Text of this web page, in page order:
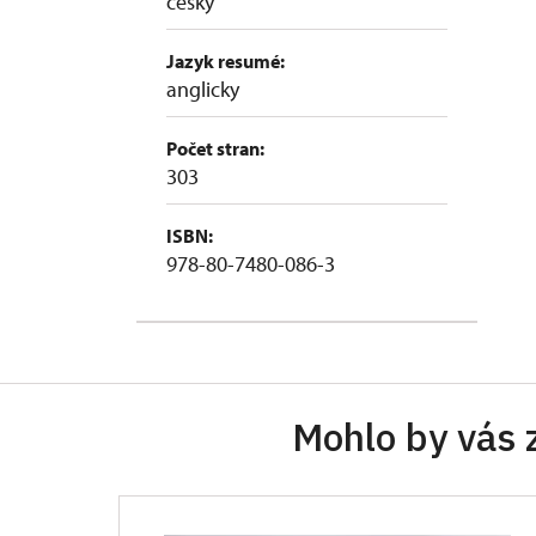
Jazyk resumé:
anglicky
Počet stran:
303
ISBN:
978-80-7480-086-3
Mohlo by vás